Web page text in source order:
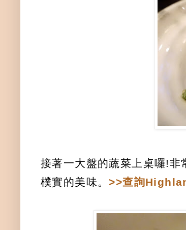
接著一大盤的蔬菜上桌囉!非
樸實的美味。>>查詢